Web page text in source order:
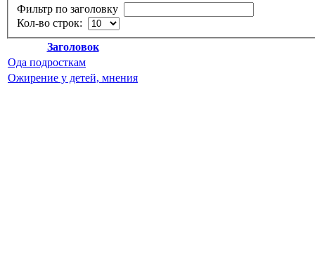
Фильтр по заголовку
Кол-во строк:
Заголовок
Ода подросткам
Ожирение у детей, мнения